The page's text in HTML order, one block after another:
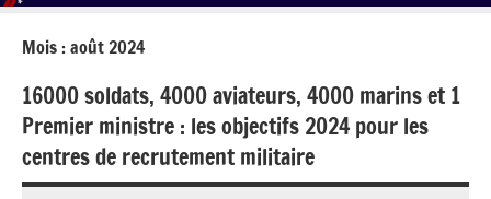
Mois :août 2024
16000 soldats, 4000 aviateurs, 4000 marins et 1
Premier ministre : les objectifs 2024 pour les
centres de recrutement militaire